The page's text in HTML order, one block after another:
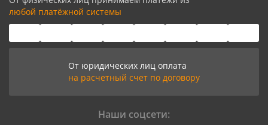
любой платёжной системы
От юридических лиц оплата
на расчетный счет по договору
Наши соцсети: